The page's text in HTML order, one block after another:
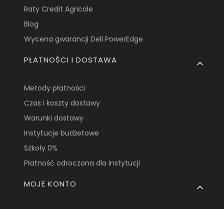
Raty Credit Agricole
Blog
Wycena gwarancji Dell PowerEdge
PŁATNOŚCI I DOSTAWA
Metody płatności
Czas i koszty dostawy
Warunki dostawy
Instytucje budżetowe
Szkoły 0%
Płatność odroczona dla instytucji
MOJE KONTO